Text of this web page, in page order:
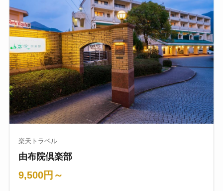
楽天トラベル
由布院倶楽部
9,500円～